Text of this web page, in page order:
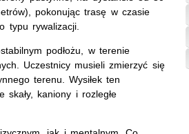
pokonując trasę w czasie
typu rywalizacji.
podłożu, w terenie
Uczestnicy musieli zmierzyć się
terenu. Wysiłek ten
skały, kaniony i rozległe